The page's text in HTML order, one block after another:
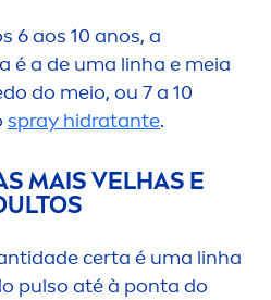
6 aos 10 anos, a
é a de uma linha e meia
do meio, ou 7 a 10
spray hidratante.
MAIS VELHAS E
certa é uma linha
pulso até à ponta do